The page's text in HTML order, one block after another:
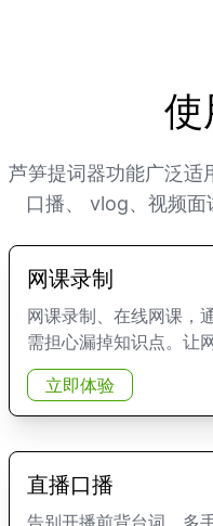
使
芦笋提词器功能广泛适
口播、 vlog、视频面
网课录制
网课录制、在线网课，
需担心漏掉知识点。让
立即体验
直播口播
告别开播前背台词、多